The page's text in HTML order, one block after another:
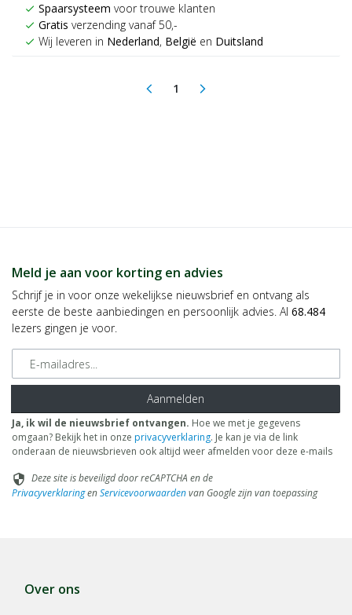
check Spaarsysteem voor trouwe klanten
check Gratis verzending vanaf 50,-
check Wij leveren in Nederland, België en Duitsland
arrow_back_ios 1(current)
arrow_forward_ios
Meld je aan voor korting en advies
Schrijf je in voor onze wekelijkse nieuwsbrief en ontvang als
eerste de beste aanbiedingen en persoonlijk advies. Al 68.484
lezers gingen je voor.
E-mailadres
Aanmelden
Ja, ik wil de nieuwsbrief ontvangen. Hoe we met je gegevens
omgaan? Bekijk het in onze privacyverklaring. Je kan je via de link
onderaan de nieuwsbrieven ook altijd weer afmelden voor deze e-mails
security Deze site is beveiligd door reCAPTCHA en de
PrivacyverklaringenServicevoorwaardenvan Google zijn van toepassing
Over ons